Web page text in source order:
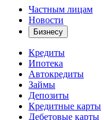
Частным лицам
Новости
Бизнесу
Кредиты
Ипотека
Автокредиты
Займы
Депозиты
Кредитные карты
Дебетовые карты